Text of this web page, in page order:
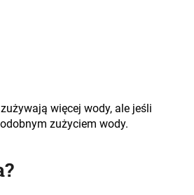
więcej wody, ale jeśli
zużyciem wody.